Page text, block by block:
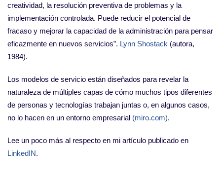
creatividad, la resolución preventiva de problemas y la
implementación controlada. Puede reducir el potencial de
fracaso y mejorar la capacidad de la administración para pensar
eficazmente en nuevos servicios”. Lynn Shostack (autora,
1984).
Los modelos de servicio están diseñados para revelar la
naturaleza de múltiples capas de cómo muchos tipos diferentes
de personas y tecnologías trabajan juntas o, en algunos casos,
no lo hacen en un entorno empresarial (miro.com).
Lee un poco más al respecto en mi artículo publicado en
LinkedIN.